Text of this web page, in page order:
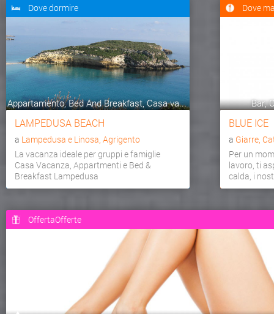
Dove dormire
Appartamento, Bed And Breakfast, Casa va...
LAMPEDUSA BEACH
a Lampedusa e Linosa, Agrigento
La vacanza ideale per gruppi e famiglie
Casa Vacanza, Appartmenti e Bed &
Breakfast Lampedusa
Dove
Bar,
BLUE ICE
a Giarre,
Per un
lavoro, ti
calda, i
OffertaOfferte